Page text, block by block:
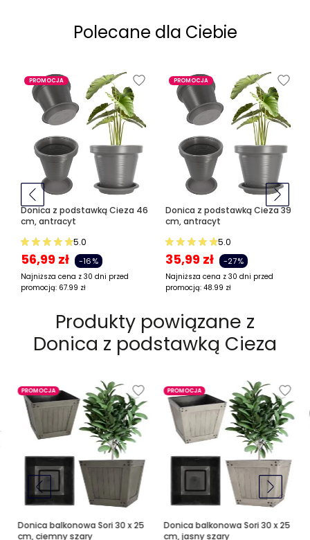
Polecane dla Ciebie
PROMOCJA
Donica z podstawką Cieza 46
cm, antracyt
5.0
56,99 zł -16%
Najniższa cena z 30 dni przed
promocją: 67.99 zł
PROMOCJA
Donica z podstawką Cieza 39
cm, antracyt
5.0
35,99 zł -27%
Najniższa cena z 30 dni przed
promocją: 48.99 zł
Produkty powiązane z
Donica z podstawką Cieza
PROMOCJA
Donica balkonowa Sori 30 x 25
cm, ciemny szary
PROMOCJA
Donica balkonowa Sori 30 x 25
cm, jasny szary